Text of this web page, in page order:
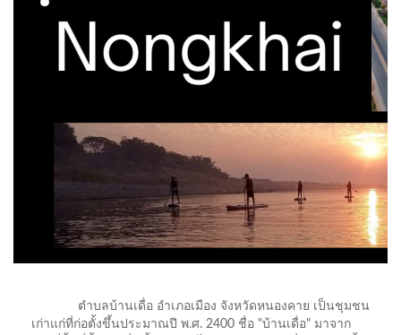
ตำบลบ้านเดื่อ อำเภอเมือง จังหวัดหนองคาย เป็นชุมชน
เก่าแก่ที่ก่อตั้งขึ้นประมาณปี พ.ศ. 2400 ชื่อ "บ้านเดื่อ" มาจาก